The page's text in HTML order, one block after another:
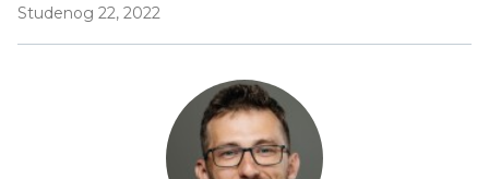
Studenog 22, 2022